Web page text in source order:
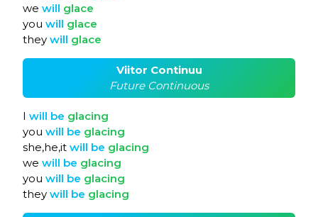
we will glace
you will glace
they will glace
Viitor Continuu
Future Continuous
I will be glacing
you will be glacing
she,he,it will be glacing
we will be glacing
you will be glacing
they will be glacing